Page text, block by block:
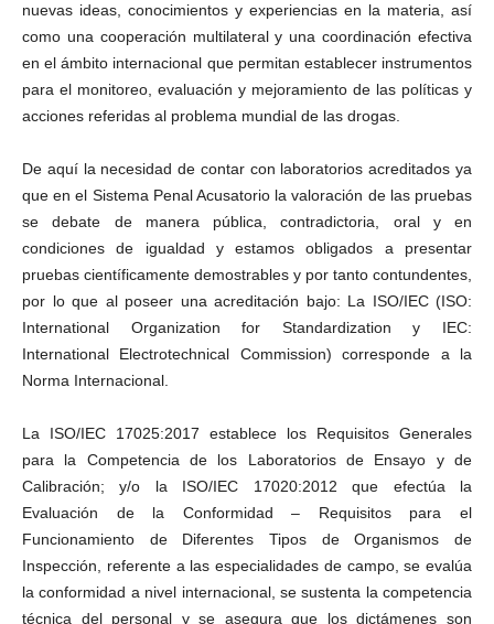
nuevas ideas, conocimientos y experiencias en la materia, así
como una cooperación multilateral y una coordinación efectiva
en el ámbito internacional que permitan establecer instrumentos
para el monitoreo, evaluación y mejoramiento de las políticas y
acciones referidas al problema mundial de las drogas.
De aquí la necesidad de contar con laboratorios acreditados ya
que en el Sistema Penal Acusatorio la valoración de las pruebas
se debate de manera pública, contradictoria, oral y en
condiciones de igualdad y estamos obligados a presentar
pruebas científicamente demostrables y por tanto contundentes,
por lo que al poseer una acreditación bajo: La ISO/IEC (ISO:
International Organization for Standardization y IEC:
International Electrotechnical Commission) corresponde a la
Norma Internacional.
La ISO/IEC 17025:2017 establece los Requisitos Generales
para la Competencia de los Laboratorios de Ensayo y de
Calibración; y/o la ISO/IEC 17020:2012 que efectúa la
Evaluación de la Conformidad – Requisitos para el
Funcionamiento de Diferentes Tipos de Organismos de
Inspección, referente a las especialidades de campo, se evalúa
la conformidad a nivel internacional, se sustenta la competencia
técnica del personal y se asegura que los dictámenes son